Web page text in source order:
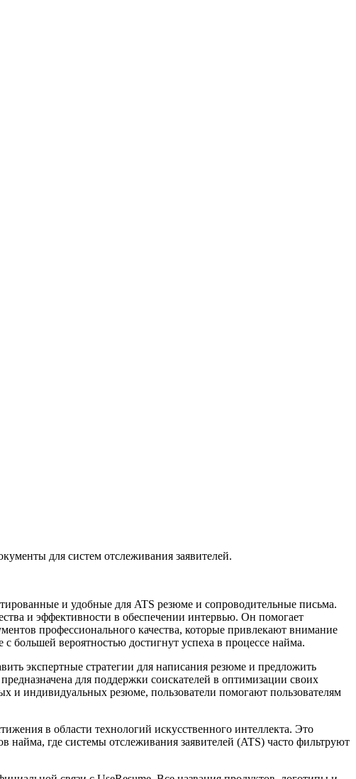
для систем отслеживания заявителей.
и удобные для ATS резюме и сопроводительные письма.
и эффективности в обеспечении интервью. Он помогает
профессионального качества, которые привлекают внимание
большей вероятностью достигнут успеха в процессе найма.
экспертные стратегии для написания резюме и предложить
для поддержки соискателей в оптимизации своих
и индивидуальных резюме, пользователи помогают пользователям
в области технологий искусственного интеллекта. Это
найма, где системы отслеживания заявителей (ATS) часто фильтруют